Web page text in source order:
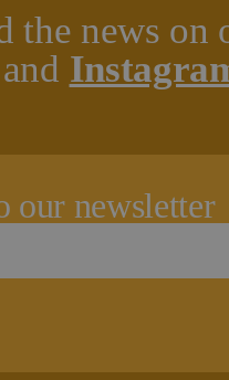
the news on
our newsletter